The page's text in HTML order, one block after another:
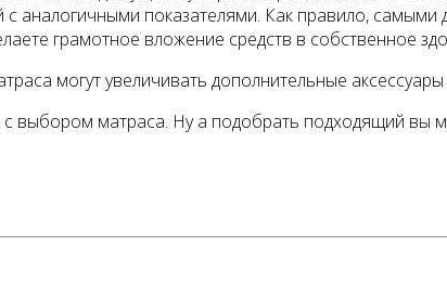
с аналогичными показателями. Как правило,
грамотное вложение средств в собственное
могут увеличивать дополнительные
выбором матраса. Ну а подобрать подходящий вы